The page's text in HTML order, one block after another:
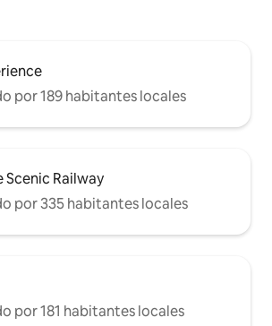
por 189 habitantes locales
Scenic Railway
por 335 habitantes locales
por 181 habitantes locales